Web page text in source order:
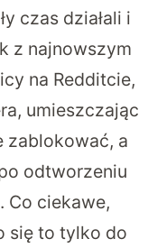
czas działali i
z najnowszym
na Redditcie,
umieszczając
zablokować, a
odtworzeniu
Co ciekawe,
się to tylko do